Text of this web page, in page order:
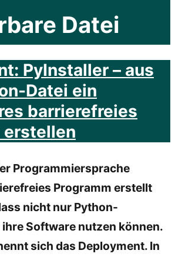
Datei
PyInstaller – aus
Datei ein
barrierefreies
erstellen
Programmiersprache
Programm erstellt
nicht nur Python-
Software nutzen können.
sich das Deployment. In